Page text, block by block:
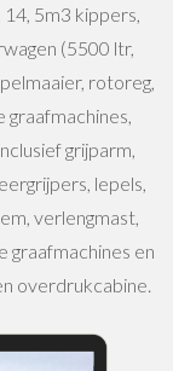
5m3 kippers,
(5500 ltr,
rotoreg,
grijparm,
lepels,
verlengmast,
graafmachines en
overdrukcabine.